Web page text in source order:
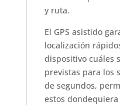
y ruta.
El GPS asistido
localización
dispositivo cuáles
previstas para los
de segundos,
estos